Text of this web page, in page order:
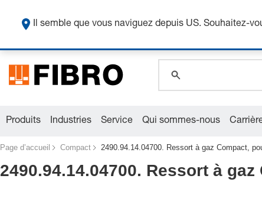
Produits Industries Service Qui sommes-nous
Page d’accueil Compact 2490.94.14.04700. Ressort à gaz Compact,
2490.94.14.04700. Ressort à
Il semble que vous naviguez depuis US. Souhaitez-